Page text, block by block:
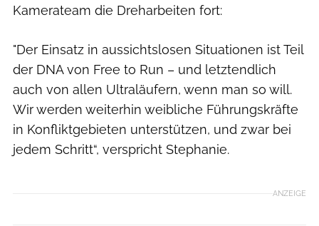
Kamerateam die Dreharbeiten fort:
"Der Einsatz in aussichtslosen Situationen ist Teil
der DNA von Free to Run – und letztendlich
auch von allen Ultraläufern, wenn man so will.
Wir werden weiterhin weibliche Führungskräfte
in Konfliktgebieten unterstützen, und zwar bei
jedem Schritt“, verspricht Stephanie.
ANZEIGE